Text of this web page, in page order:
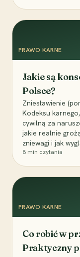
PRAWO KARNE
Jakie są
Polsce?
Zniesławienie
Kodeksu
cywilną za
jakie realnie
zniewagi i jak
8 min czytania
PRAWO KARNE
Co robić w
Praktyczny